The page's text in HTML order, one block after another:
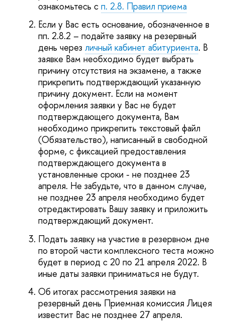
ознакомьтесь с п. 2.8. Правил приема
Если у Вас есть основание, обозначенное в
пп. 2.8.2 – подайте заявку на резервный
день через личный кабинет абитуриента. В
заявке Вам необходимо будет выбрать
причину отсутствия на экзамене, а также
прикрепить подтверждающий указанную
причину документ. Если на момент
оформления заявки у Вас не будет
подтверждающего документа, Вам
необходимо прикрепить текстовый файл
(Обязательство), написанный в свободной
форме, с фиксацией предоставления
подтверждающего документа в
установленные сроки - не позднее 23
апреля. Не забудьте, что в данном случае,
не позднее 23 апреля необходимо будет
отредактировать Вашу заявку и приложить
подтверждающий документ.
Подать заявку на участие в резервном дне
по второй части комплексного теста можно
будет в период с 20 по 21 апреля 2022. В
иные даты заявки приниматься не будут.
Об итогах рассмотрения заявки на
резервный день Приемная комиссия Лицея
известит Вас не позднее 27 апреля.